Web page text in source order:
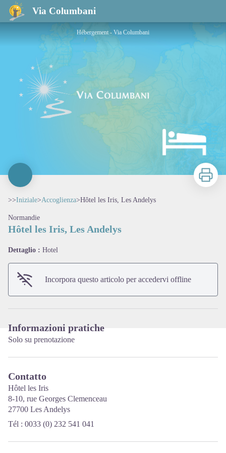
Via Columbani
Hôtel les Iris, Les Andelys
Hébergement - Via Columbani
Stampa
>>Iniziale>Accoglienza>Hôtel les Iris, Les Andelys
Normandie
Hôtel les Iris, Les Andelys
Dettaglio : Hotel
Incorpora questo articolo per accedervi offline
Informazioni pratiche
Solo su prenotazione
Contatto
Hôtel les Iris
8-10, rue Georges Clemenceau
27700 Les Andelys
Tél : 0033 (0) 232 541 041